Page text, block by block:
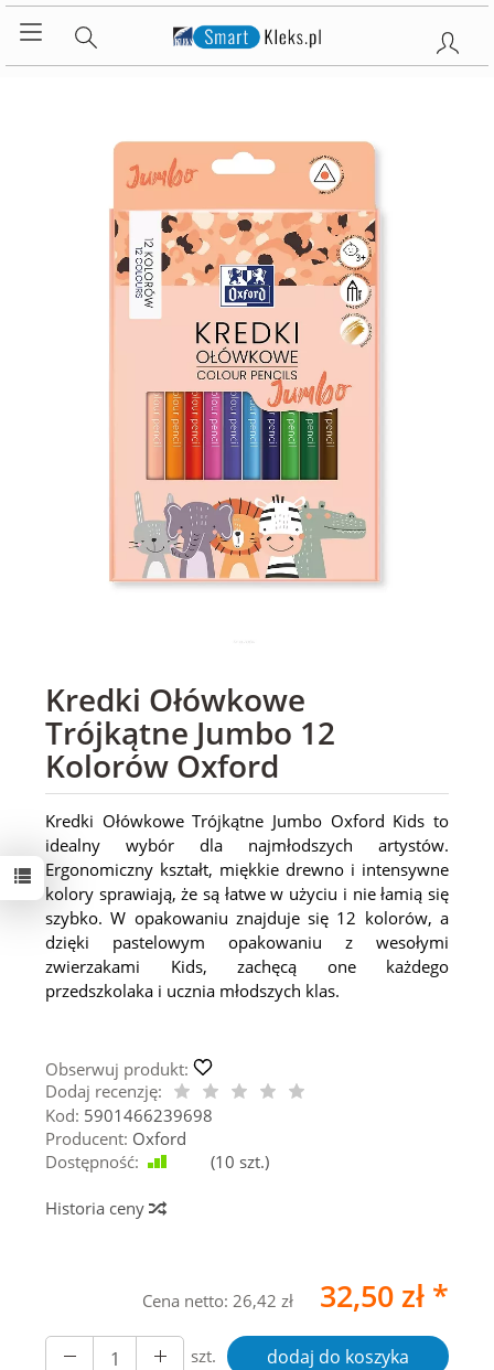
Kredki Ołówkowe
Trójkątne Jumbo 12
Kolorów Oxford
Kredki Ołówkowe Trójkątne Jumbo Oxford Kids to
idealny wybór dla najmłodszych artystów.
Ergonomiczny kształt, miękkie drewno i intensywne
kolory sprawiają, że są łatwe w użyciu i nie łamią się
szybko. W opakowaniu znajduje się 12 kolorów, a
dzięki pastelowym opakowaniu z wesołymi
zwierzakami Kids, zachęcą one każdego
przedszkolaka i ucznia młodszych klas.
Obserwuj produkt:
Dodaj recenzję:
Kod: 5901466239698
Producent: Oxford
Dostępność:
(10 szt.)
Historia ceny
Cena netto: 26,42 zł 32,50 zł *
szt. dodaj do koszyka